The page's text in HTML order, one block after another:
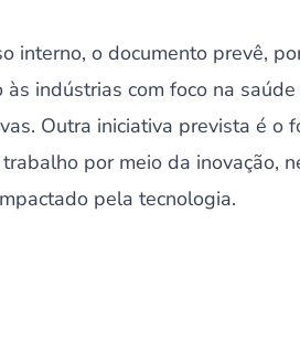
interno, o documento prevê,
indústrias com foco na
Outra iniciativa prevista é
por meio da inovação,
pela tecnologia.